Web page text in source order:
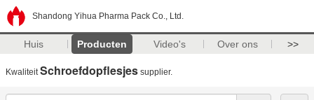
Shandong Yihua Pharma Pack Co., Ltd.
Huis Producten Video's Over ons >>
KwaliteitSchroefdopflesjes supplier.